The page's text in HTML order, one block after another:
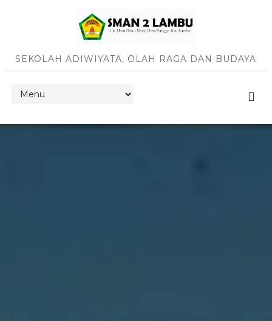
SEKOLAH ADIWIYATA, OLAH RAGA DAN BUDAYA